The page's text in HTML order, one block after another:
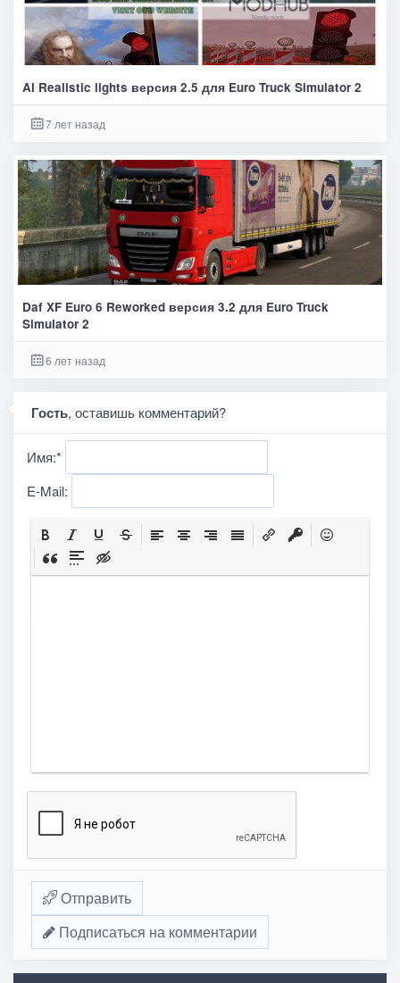
AI Realistic lights версия 2.5 для Euro Truck Simulator 2
7 лет назад
Daf XF Euro 6 Reworked версия 3.2 для Euro Truck
Simulator 2
6 лет назад
Гость, оставишь комментарий?
Имя:*
E-Mail:
Отправить
Подписаться на комментарии